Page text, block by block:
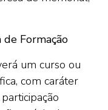
Formação
um curso ou
com caráter